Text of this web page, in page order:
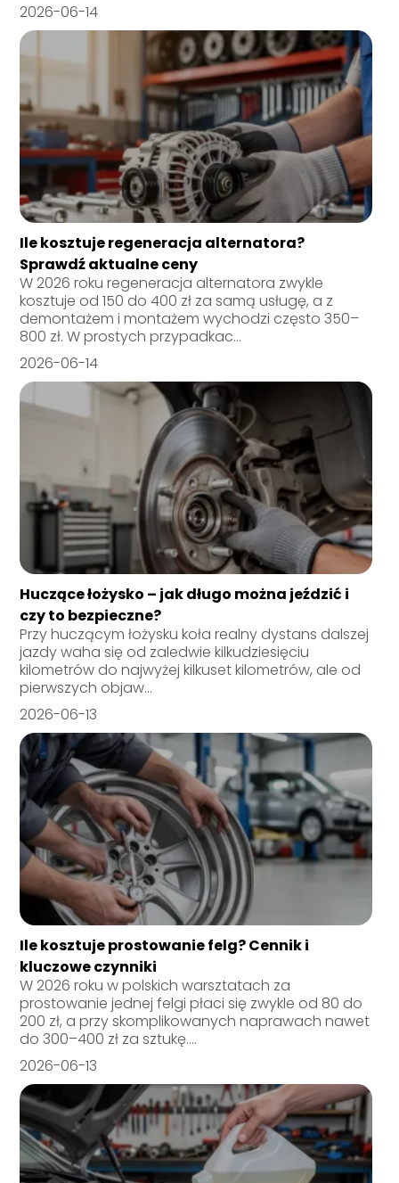
2026-06-14
Ile kosztuje regeneracja alternatora?
Sprawdź aktualne ceny
W 2026 roku regeneracja alternatora zwykle
kosztuje od 150 do 400 zł za samą usługę, a z
demontażem i montażem wychodzi często 350–
800 zł. W prostych przypadkac...
2026-06-14
Huczące łożysko – jak długo można jeździć i
czy to bezpieczne?
Przy huczącym łożysku koła realny dystans dalszej
jazdy waha się od zaledwie kilkudziesięciu
kilometrów do najwyżej kilkuset kilometrów, ale od
pierwszych objaw...
2026-06-13
Ile kosztuje prostowanie felg? Cennik i
kluczowe czynniki
W 2026 roku w polskich warsztatach za
prostowanie jednej felgi płaci się zwykle od 80 do
200 zł, a przy skomplikowanych naprawach nawet
do 300–400 zł za sztukę....
2026-06-13